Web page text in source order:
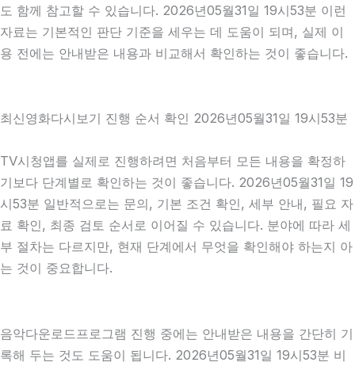
도 함께 참고할 수 있습니다. 2026년05월31일 19시53분 이런
자료는 기본적인 판단 기준을 세우는 데 도움이 되며, 실제 이
용 전에는 안내받은 내용과 비교해서 확인하는 것이 좋습니다.
최신영화다시보기 진행 순서 확인 2026년05월31일 19시53분
TV시청앱를 실제로 진행하려면 처음부터 모든 내용을 확정하
기보다 단계별로 확인하는 것이 좋습니다. 2026년05월31일 19
시53분 일반적으로는 문의, 기본 조건 확인, 세부 안내, 필요 자
료 확인, 최종 검토 순서로 이어질 수 있습니다. 분야에 따라 세
부 절차는 다르지만, 현재 단계에서 무엇을 확인해야 하는지 아
는 것이 중요합니다.
음악다운로드프로그램 진행 중에는 안내받은 내용을 간단히 기
록해 두는 것도 도움이 됩니다. 2026년05월31일 19시53분 비